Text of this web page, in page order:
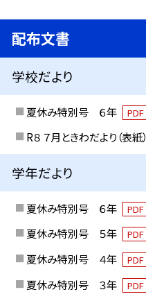
配布文書
学校だより
夏休み特別号 ６年 PDF
R８ ７月ときわだより（表紙）
学年だより
夏休み特別号 ６年 PDF
夏休み特別号 ５年
PDF
夏休み特別号 ４年
PDF
夏休み特別号 ３年
PDF